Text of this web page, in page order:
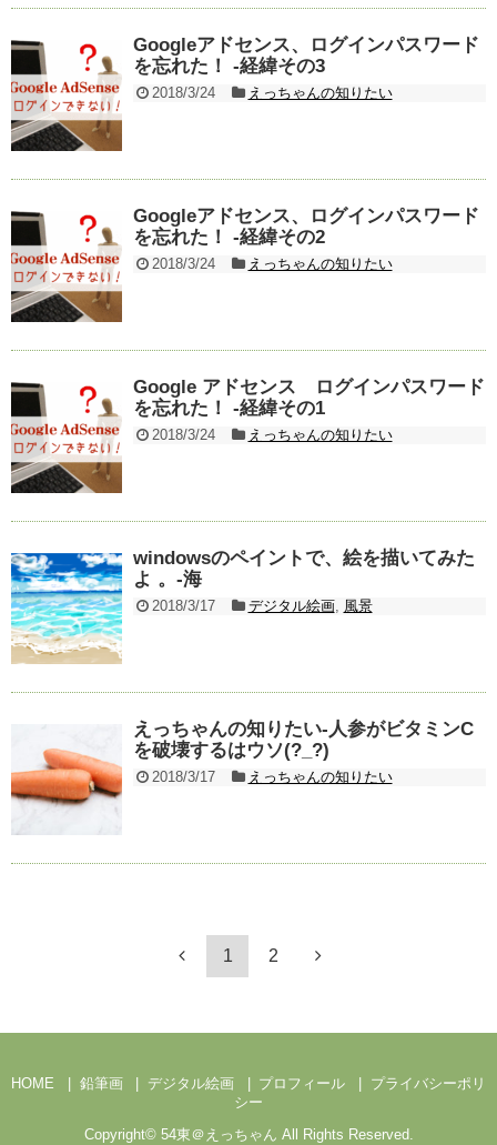
Googleアドセンス、ログインパスワード
を忘れた！ ‐経緯その3
2018/3/24 えっちゃんの知りたい
Googleアドセンス、ログインパスワード
を忘れた！ -経緯その2
2018/3/24 えっちゃんの知りたい
Google アドセンス ログインパスワード
を忘れた！ -経緯その1
2018/3/24 えっちゃんの知りたい
windowsのペイントで、絵を描いてみた
よ 。-海
2018/3/17 デジタル絵画, 風景
えっちゃんの知りたい-人参がビタミンC
を破壊するはウソ(?_?)
2018/3/17 えっちゃんの知りたい
1 2
HOME 鉛筆画 デジタル絵画 プロフィール
プライバシーポリ
シー
Copyright© 54東＠えっちゃん All Rights Reserved.